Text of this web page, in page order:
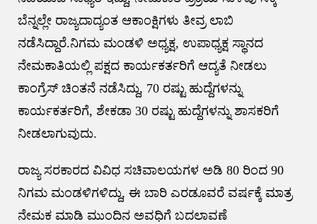
ಬೆನ್ನಲ್ಲೇ ರಾಜ್ಯದಾದ್ಯಂತ ಆಕಾಂಕ್ಷಿಗಳು ತೀವ್ರ ಲಾಬಿ
ನಡೆಸಿದ್ದಾರೆ.ನಿಗಮ ಮಂಡಳಿ ಅಧ್ಯಕ್ಷ, ಉಪಾಧ್ಯಕ್ಷ ಸ್ಥಾನದ
ನೇಮಕಾತಿಯಲ್ಲಿ ಪಕ್ಷದ ಕಾರ್ಯಕರ್ತರಿಗೆ ಆದ್ಯತೆ ನೀಡಲು
ಕಾಂಗ್ರೆಸ್ ಚಿಂತನೆ ನಡೆಸಿದ್ದು, 70 ರಷ್ಟು ಹುದ್ದೆಗಳನ್ನು
ಕಾರ್ಯಕರ್ತರಿಗೆ, ಶೇಕಡಾ 30 ರಷ್ಟು ಹುದ್ದೆಗಳನ್ನು ಶಾಸಕರಿಗೆ
ನೀಡಲಾಗುವುದು.
ರಾಜ್ಯ ಸರಕಾರದ ವಿವಿಧ ಸಚಿವಾಲಯಗಳ ಅಡಿ 80 ರಿಂದ 90
ನಿಗಮ ಮಂಡಳಿಗಳಿದ್ದು, ಈ ಬಾರಿ ಎರಡೂವರೆ ವರ್ಷಕ್ಕೆ ಮಾತ್ರ
ನೇಮಕ ಮಾಡಿ ಮುಂದಿನ ಅವಧಿಗೆ ಬದಲಾವಣೆ